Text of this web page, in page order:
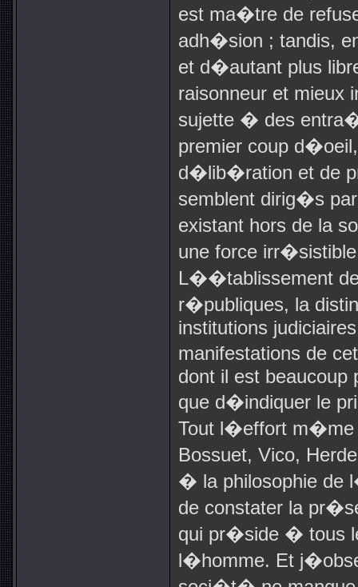
est ma�tre de
adh�sion ; tandis,
et d�autant plus
raisonneur et
sujette � des
premier coup
d�lib�ration et de
semblent dirig�s
existant hors de la
une force
L��tablissement
r�publiques, la
institutions
manifestations de
dont il est beaucoup
que d�indiquer le
Tout l�effort m�me
Bossuet, Vico,
� la philosophie
de constater la
qui pr�side � tous
l�homme. Et